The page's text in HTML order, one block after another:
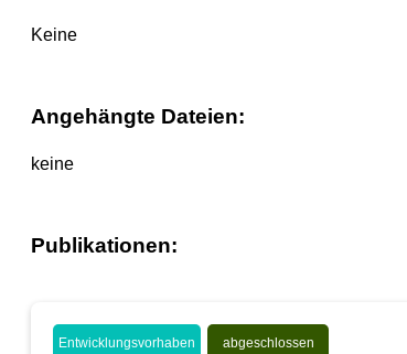
Keine
Angehängte Dateien:
keine
Publikationen:
Entwicklungsvorhaben abgeschlossen